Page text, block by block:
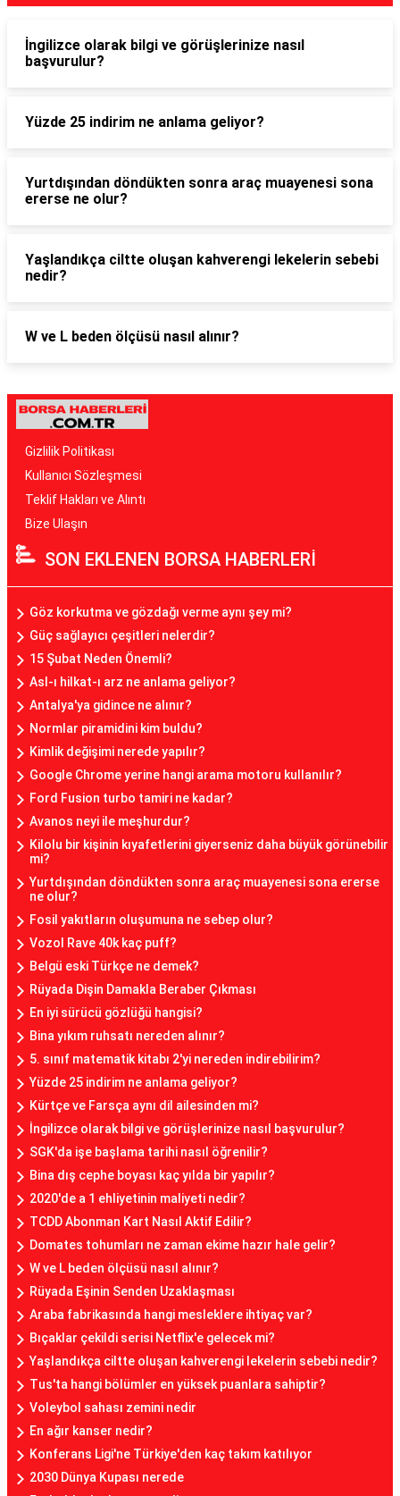
İngilizce olarak bilgi ve görüşlerinize nasıl
başvurulur?
Yüzde 25 indirim ne anlama geliyor?
Yurtdışından döndükten sonra araç muayenesi sona
ererse ne olur?
Yaşlandıkça ciltte oluşan kahverengi lekelerin sebebi
nedir?
W ve L beden ölçüsü nasıl alınır?
Gizlilik Politikası
Kullanıcı Sözleşmesi
Teklif Hakları ve Alıntı
Bize Ulaşın
SON EKLENEN BORSA HABERLERİ
Göz korkutma ve gözdağı verme aynı şey mi?
Güç sağlayıcı çeşitleri nelerdir?
15 Şubat Neden Önemli?
Asl-ı hilkat-ı arz ne anlama geliyor?
Antalya'ya gidince ne alınır?
Normlar piramidini kim buldu?
Kimlik değişimi nerede yapılır?
Google Chrome yerine hangi arama motoru kullanılır?
Ford Fusion turbo tamiri ne kadar?
Avanos neyi ile meşhurdur?
Kilolu bir kişinin kıyafetlerini giyerseniz daha büyük görünebilir
mi?
Yurtdışından döndükten sonra araç muayenesi sona ererse
ne olur?
Fosil yakıtların oluşumuna ne sebep olur?
Vozol Rave 40k kaç puff?
Belgü eski Türkçe ne demek?
Rüyada Dişin Damakla Beraber Çıkması
En iyi sürücü gözlüğü hangisi?
Bina yıkım ruhsatı nereden alınır?
5. sınıf matematik kitabı 2'yi nereden indirebilirim?
Yüzde 25 indirim ne anlama geliyor?
Kürtçe ve Farsça aynı dil ailesinden mi?
İngilizce olarak bilgi ve görüşlerinize nasıl başvurulur?
SGK'da işe başlama tarihi nasıl öğrenilir?
Bina dış cephe boyası kaç yılda bir yapılır?
2020'de a 1 ehliyetinin maliyeti nedir?
TCDD Abonman Kart Nasıl Aktif Edilir?
Domates tohumları ne zaman ekime hazır hale gelir?
W ve L beden ölçüsü nasıl alınır?
Rüyada Eşinin Senden Uzaklaşması
Araba fabrikasında hangi mesleklere ihtiyaç var?
Bıçaklar çekildi serisi Netflix'e gelecek mi?
Yaşlandıkça ciltte oluşan kahverengi lekelerin sebebi nedir?
Tus'ta hangi bölümler en yüksek puanlara sahiptir?
Voleybol sahası zemini nedir
En ağır kanser nedir?
Konferans Ligi'ne Türkiye'den kaç takım katılıyor
2030 Dünya Kupası nerede